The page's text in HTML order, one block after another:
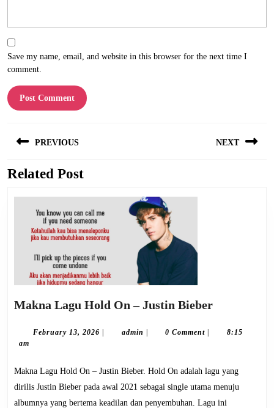
Save my name, email, and website in this browser for the next time I
comment.
navigation
PREVIOUS
Previous
NEXT
Related Post
Makna Lagu Hold On – Justin BieberMakna
Hold
Justin
Bieber
February 13, 2026 February
| admin admin
| 0 Comment |
8:15
am
Makna Lagu Hold On – Justin Bieber. Hold On adalah lagu yang
dirilis Justin Bieber pada awal 2021 sebagai single utama menuju
albumnya yang bertema keadilan dan penyembuhan. Lagu ini